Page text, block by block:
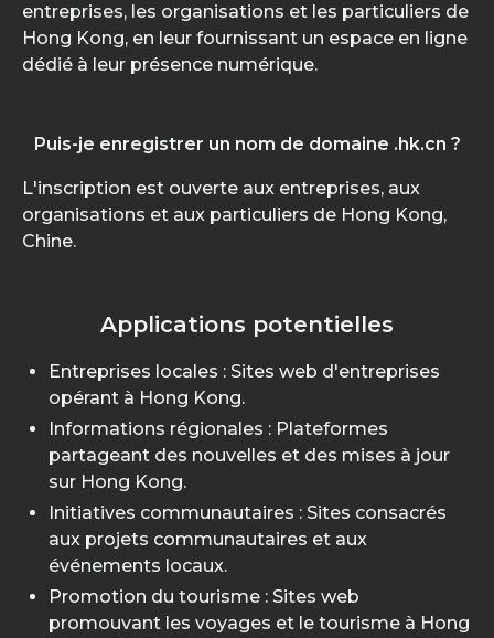
entreprises, les organisations et les particuliers de
Hong Kong, en leur fournissant un espace en ligne
dédié à leur présence numérique.
Puis-je enregistrer un nom de domaine .hk.cn ?
L'inscription est ouverte aux entreprises, aux
organisations et aux particuliers de Hong Kong,
Chine.
Applications potentielles
Entreprises locales : Sites web d'entreprises
opérant à Hong Kong.
Informations régionales : Plateformes
partageant des nouvelles et des mises à jour
sur Hong Kong.
Initiatives communautaires : Sites consacrés
aux projets communautaires et aux
événements locaux.
Promotion du tourisme : Sites web
promouvant les voyages et le tourisme à Hong